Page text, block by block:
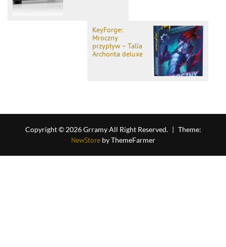
KeyForge:
Mroczny
przypływ – Talia
Archonta deluxe
Copyright © 2026 Grramy All Right Reserved. | Theme:
NewStoreby ThemeFarmer